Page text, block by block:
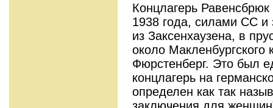
Концлагерь
1938 года, силами СС и
из Заксенхаузена, в
около Макленбургского
Фюрстенберг. Это был
концлагерь на
определен как так